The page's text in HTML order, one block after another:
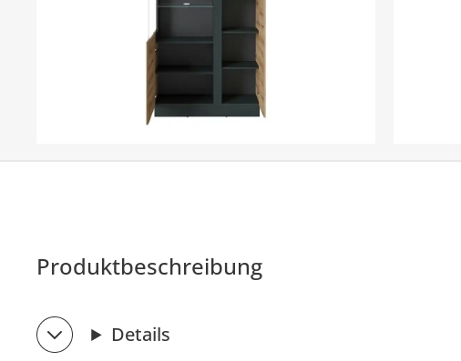
Produktbeschreibung
Details